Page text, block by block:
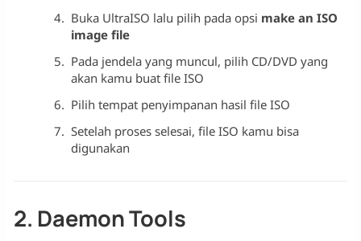
Buka UltraISO lalu pilih pada opsi make an ISO
image file
Pada jendela yang muncul, pilih CD/DVD yang
akan kamu buat file ISO
Pilih tempat penyimpanan hasil file ISO
Setelah proses selesai, file ISO kamu bisa
digunakan
2. Daemon Tools